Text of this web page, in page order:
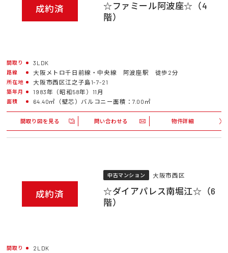
成約済
☆ファミール阿波座☆（4
階）
間取り 3LDK
路線 大阪メトロ千日前線・中央線 阿波座駅 徒歩2分
所在地 大阪市西区江之子島1-7-21
築年月 1983年（昭和58年）11月
面積 64.40㎡（壁芯）バルコニー面積：7.00㎡
間取り図を見る 問い合わせる 物件詳細
成約済
中古マンション 大阪市西区
☆ダイアパレス南堀江☆（6
階）
間取り 2LDK